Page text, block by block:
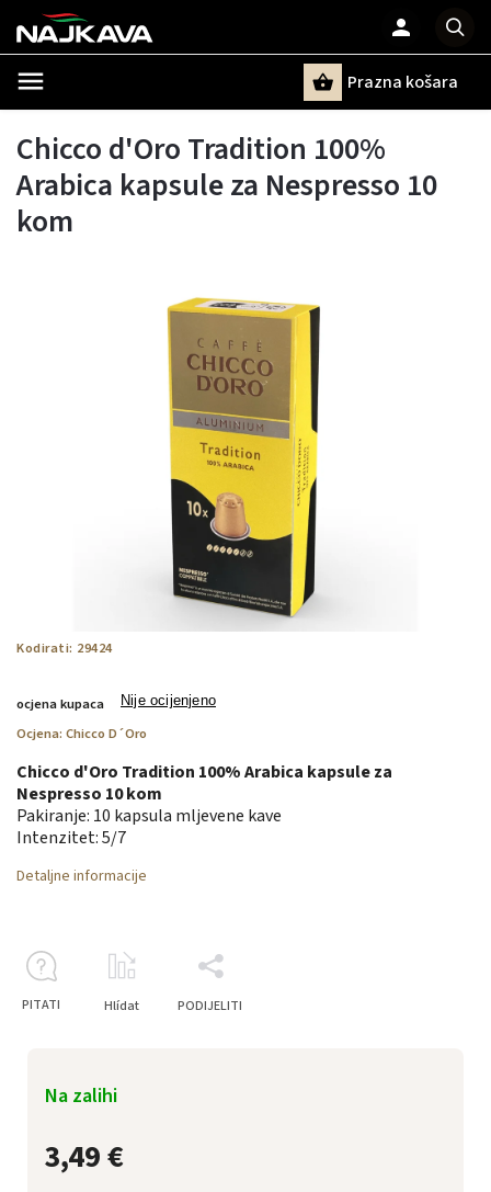
Prazna košara
Chicco d'Oro Tradition 100%
Arabica kapsule za Nespresso 10
kom
Kodirati: 29424
ocjena kupaca Nije ocijenjeno
Ocjena: Chicco D´Oro
3,49 €
Na zalihi
Chicco d'Oro Tradition 100% Arabica kapsule za
Nespresso 10 kom
Pakiranje: 10 kapsula mljevene kave
Intenzitet:5/7
Detaljne informacije
PITATI Hlídat PODIJELITI